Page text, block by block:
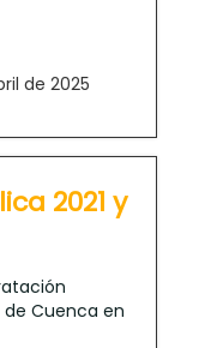
de 2025
2021 y
de Cuenca en